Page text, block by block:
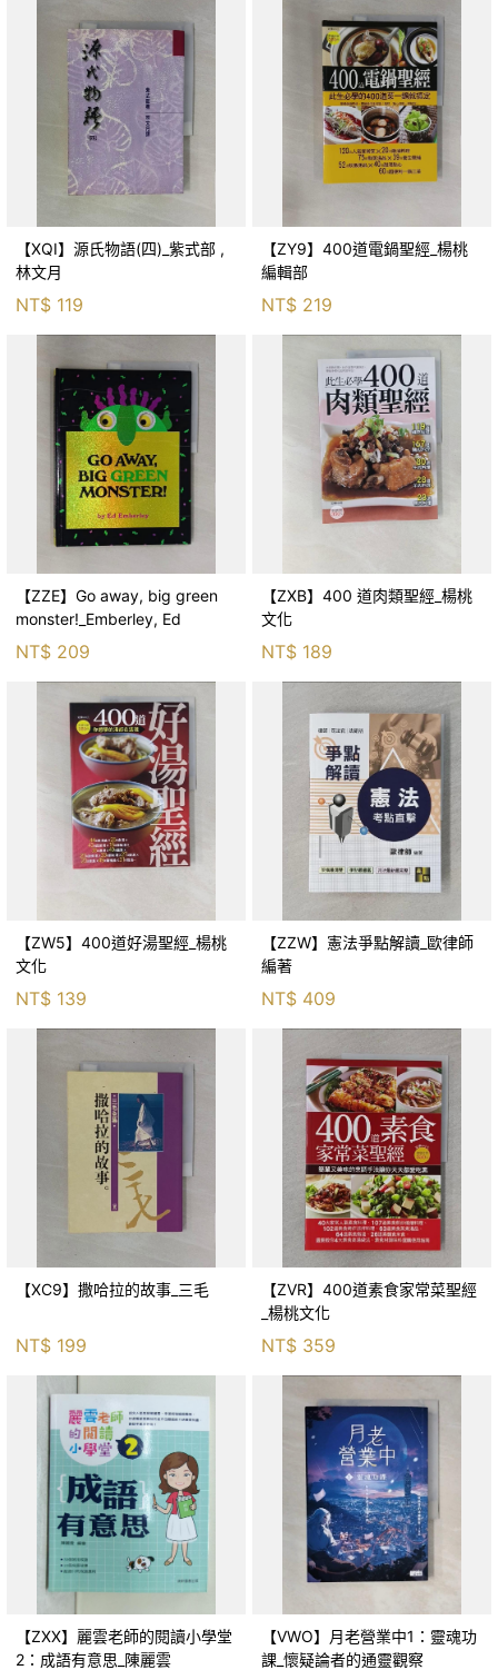
【XQI】源氏物語(四)_紫式部 ,
林文月
NT$ 119
【ZY9】400道電鍋聖經_楊桃
編輯部
NT$ 219
【ZZE】Go away, big green
monster!_Emberley, Ed
NT$ 209
【ZXB】400 道肉類聖經_楊桃
文化
NT$ 189
【ZW5】400道好湯聖經_楊桃
文化
NT$ 139
【ZZW】憲法爭點解讀_歐律師
編著
NT$ 409
【XC9】撒哈拉的故事_三毛
NT$ 199
【ZVR】400道素食家常菜聖經
_楊桃文化
NT$ 359
【ZXX】麗雲老師的閱讀小學堂
2：成語有意思_陳麗雲
【VWO】月老營業中1：靈魂功
課_懷疑論者的通靈觀察